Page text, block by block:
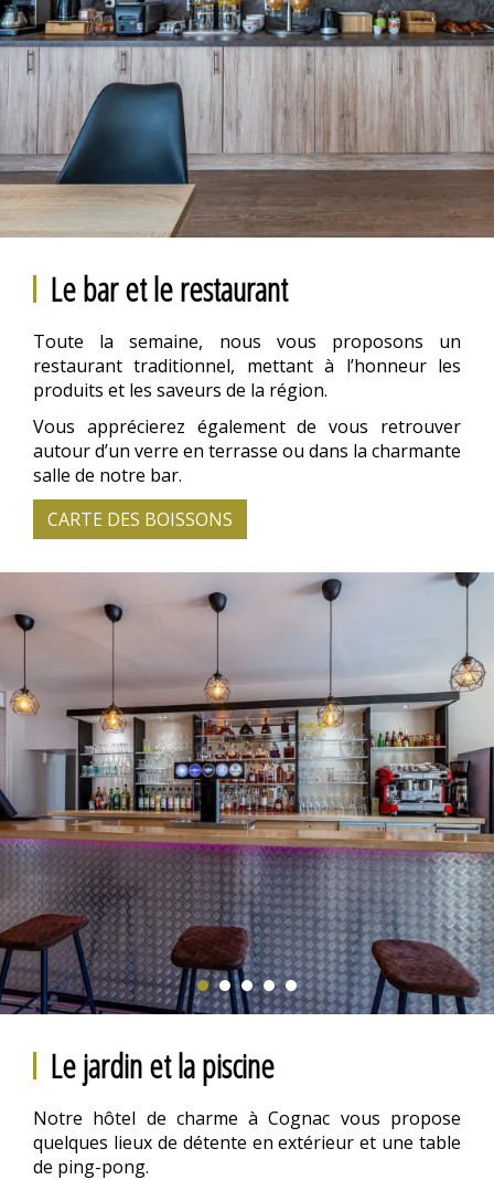
Le bar et le restaurant
Toute la semaine, nous vous proposons un
restaurant traditionnel, mettant à l’honneur les
produits et les saveurs de la région.
Vous apprécierez également de vous retrouver
autour d’un verre en terrasse ou dans la charmante
salle de notre bar.
CARTE DES BOISSONS
Le jardin et la piscine
Notre hôtel de charme à Cognac vous propose
quelques lieux de détente en extérieur et une table
de ping-pong.